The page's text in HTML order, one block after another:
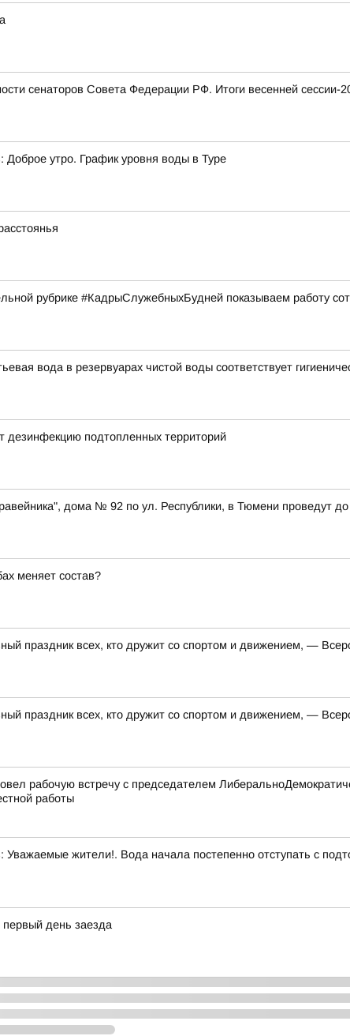
сенаторов Совета Федерации РФ. Итоги весенней сессии-
утро. График уровня воды в Туре
рубрике #КадрыСлужебныхБудней показываем работу
вода в резервуарах чистой воды соответствует
дезинфекцию подтопленных территорий
дома № 92 по ул. Республики, в Тюмени проведут до
меняет состав?
праздник всех, кто дружит со спортом и движением, —
праздник всех, кто дружит со спортом и движением, —
рабочую встречу с председателем
работы
жители!. Вода начала постепенно отступать с
день заезда